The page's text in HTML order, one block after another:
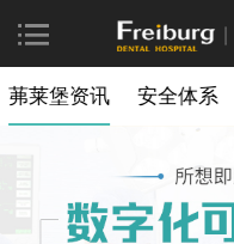
茀莱堡资讯 安全体系